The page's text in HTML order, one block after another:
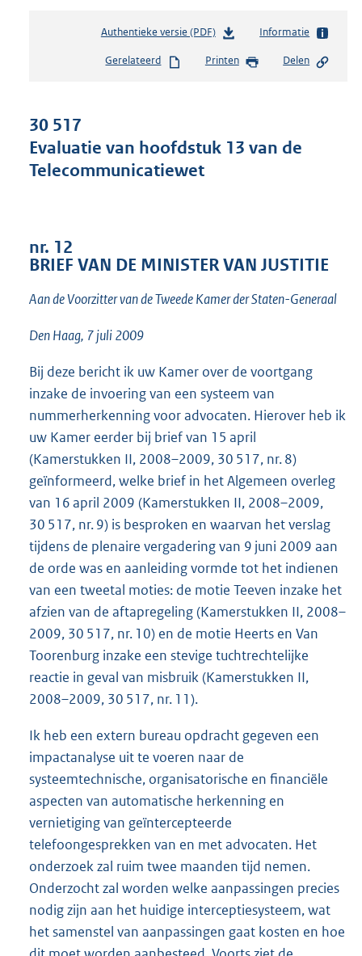
Authentieke versie (PDF)b
s
s
e
1
Informatie
Gerelateerd Printen Delen
30 517
Evaluatie van hoofdstuk 13 van de
Telecommunicatiewet
nr. 12
BRIEF VAN DE MINISTER VAN JUSTITIE
Aan de Voorzitter van de Tweede Kamer der Staten-Generaal
Den Haag, 7 juli 2009
Bij deze bericht ik uw Kamer over de voortgang
inzake de invoering van een systeem van
nummerherkenning voor advocaten. Hierover heb ik
uw Kamer eerder bij brief van 15 april
(Kamerstukken II, 2008–2009, 30 517, nr. 8)
geïnformeerd, welke brief in het Algemeen overleg
van 16 april 2009 (Kamerstukken II, 2008–2009,
30 517, nr. 9) is besproken en waarvan het verslag
tijdens de plenaire vergadering van 9 juni 2009 aan
de orde was en aanleiding vormde tot het indienen
van een tweetal moties: de motie Teeven inzake het
afzien van de aftapregeling (Kamerstukken II, 2008–
2009, 30 517, nr. 10) en de motie Heerts en Van
Toorenburg inzake een stevige tuchtrechtelijke
reactie in geval van misbruik (Kamerstukken II,
2008–2009, 30 517, nr. 11).
Ik heb een extern bureau opdracht gegeven een
impactanalyse uit te voeren naar de
systeemtechnische, organisatorische en financiële
aspecten van automatische herkenning en
vernietiging van geïntercepteerde
telefoongesprekken van en met advocaten. Het
onderzoek zal ruim twee maanden tijd nemen.
Onderzocht zal worden welke aanpassingen precies
nodig zijn aan het huidige interceptiesysteem, wat
het samenstel van aanpassingen gaat kosten en hoe